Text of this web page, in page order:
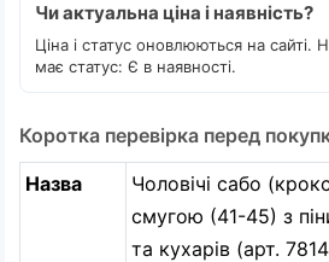
Чи актуальна ціна і наявність?
Ціна і статус оновлюються на сайті.
має статус: Є в наявності.
Коротка перевірка перед
Назва
Чоловічі сабо
смугою (41-45) з
та кухарів (арт.